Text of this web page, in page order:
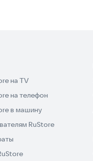
на TV
на телефон
в машину
RuStore